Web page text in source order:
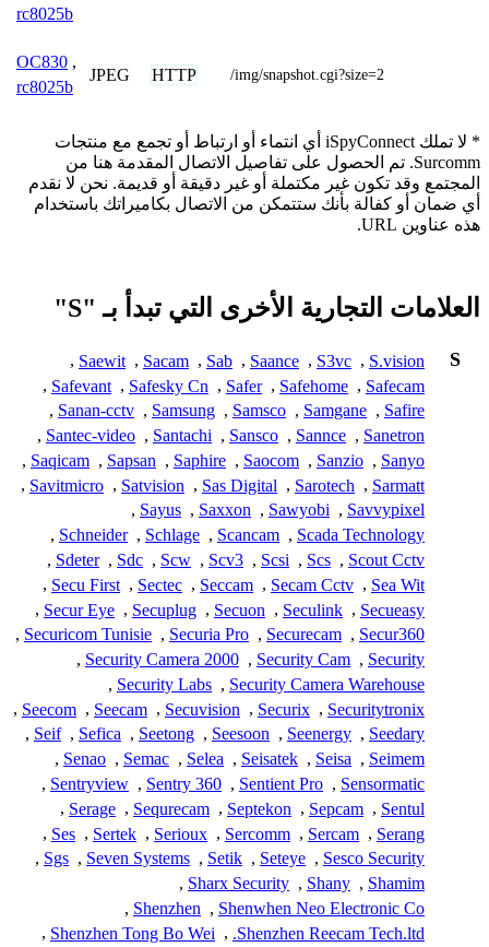
rc8025b
OC830 ,
rc8025b
JPEG HTTP /img/snapshot.cgi?size=2
* لا تملك iSpyConnect أي انتماء أو ارتباط أو تجمع مع منتجات
Surcomm. تم الحصول على تفاصيل الاتصال المقدمة هنا من
المجتمع وقد تكون غير مكتملة أو غير دقيقة أو قديمة. نحن لا نقدم
أي ضمان أو كفالة بأنك ستتمكن من الاتصال بكاميراتك باستخدام
هذه عناوين URL.
العلامات التجارية الأخرى التي تبدأ بـ "S"
S
S.vision
,
S3vc
,
Saance
,
Sab
,
Sacam
,
Saewit
,
Safecam
,
Safehome
,
Safer
,
Safesky Cn
,
Safevant
,
Safire
,
Samgane
,
Samsco
,
Samsung
,
Sanan-cctv
,
Sanetron
,
Sannce
,
Sansco
,
Santachi
,
Santec-video
,
Sanyo
,
Sanzio
,
Saocom
,
Saphire
,
Sapsan
,
Saqicam
,
Sarmatt
,
Sarotech
,
Sas Digital
,
Satvision
,
Savitmicro
,
Savvypixel
,
Sawyobi
,
Saxxon
,
Sayus
,
Scada Technology
,
Scancam
,
Schlage
,
Schneider
,
Scout Cctv
,
Scs
,
Scsi
,
Scv3
,
Scw
,
Sdc
,
Sdeter
,
Sea Wit
,
Secam Cctv
,
Seccam
,
Sectec
,
Secu First
,
Secueasy
,
Seculink
,
Secuon
,
Secuplug
,
Secur Eye
,
Secur360
,
Securecam
,
Securia Pro
,
Securicom Tunisie
,
Security
,
Security Cam
,
Security Camera 2000
,
Security Camera Warehouse
,
Security Labs
,
Securitytronix
,
Securix
,
Secuvision
,
Seecam
,
Seecom
,
Seedary
,
Seenergy
,
Seesoon
,
Seetong
,
Sefica
,
Seif
,
Seimem
,
Seisa
,
Seisatek
,
Selea
,
Semac
,
Senao
,
Sensormatic
,
Sentient Pro
,
Sentry 360
,
Sentryview
,
Sentul
,
Sepcam
,
Septekon
,
Sequrecam
,
Serage
,
Serang
,
Sercam
,
Sercomm
,
Serioux
,
Sertek
,
Ses
,
Sesco Security
,
Seteye
,
Setik
,
Seven Systems
,
Sgs
,
Shamim
,
Shany
,
Sharx Security
,
Shenwhen Neo Electronic Co
,
Shenzhen
,
Shenzhen Reecam Tech.ltd.
,
Shenzhen Tong Bo Wei
,